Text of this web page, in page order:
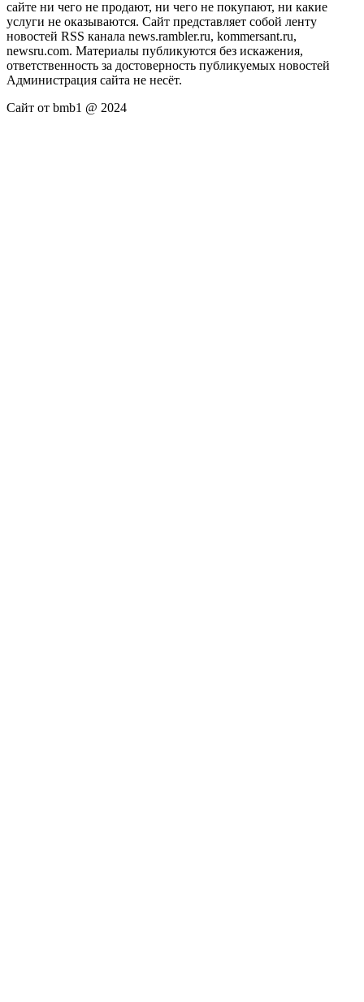
сайте ни чего не продают, ни чего не покупают, ни какие
услуги не оказываются. Сайт представляет собой ленту
новостей RSS канала news.rambler.ru, kommersant.ru,
newsru.com. Материалы публикуются без искажения,
ответственность за достоверность публикуемых новостей
Администрация сайта не несёт.
Сайт от bmb1 @ 2024